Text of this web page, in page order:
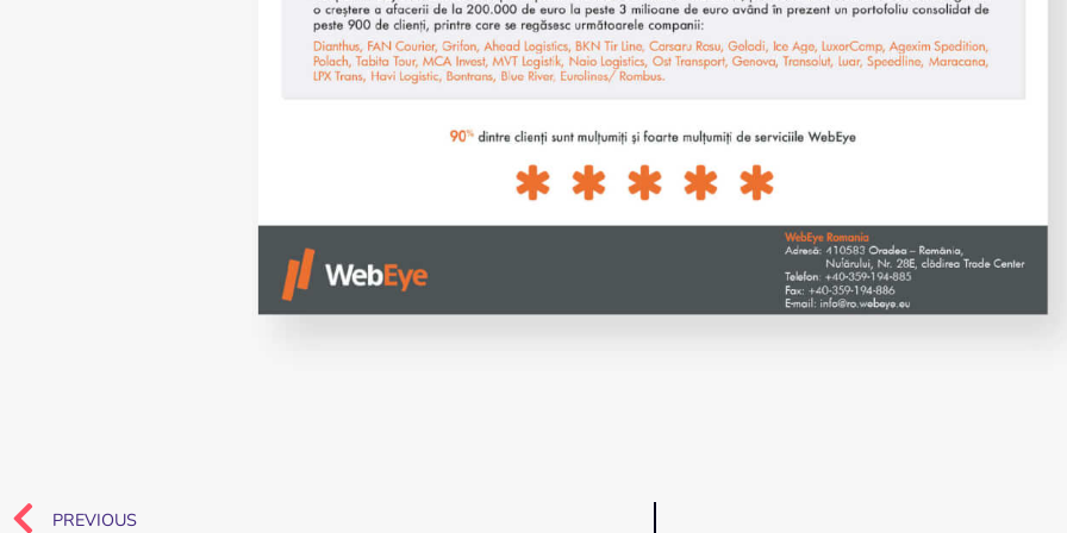
PREVIOUS